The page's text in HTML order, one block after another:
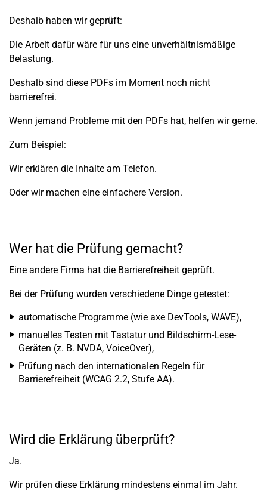
Deshalb haben wir geprüft:
Die Arbeit dafür wäre für uns eine unverhältnismäßige
Belastung.
Deshalb sind diese PDFs im Moment noch nicht
barrierefrei.
Wenn jemand Probleme mit den PDFs hat, helfen wir gerne.
Zum Beispiel:
Wir erklären die Inhalte am Telefon.
Oder wir machen eine einfachere Version.
Wer hat die Prüfung gemacht?
Eine andere Firma hat die Barrierefreiheit geprüft.
Bei der Prüfung wurden verschiedene Dinge getestet:
automatische Programme (wie axe DevTools, WAVE),
manuelles Testen mit Tastatur und Bildschirm-Lese-
Geräten (z. B. NVDA, VoiceOver),
Prüfung nach den internationalen Regeln für
Barrierefreiheit (WCAG 2.2, Stufe AA).
Wird die Erklärung überprüft?
Ja.
Wir prüfen diese Erklärung mindestens einmal im Jahr.